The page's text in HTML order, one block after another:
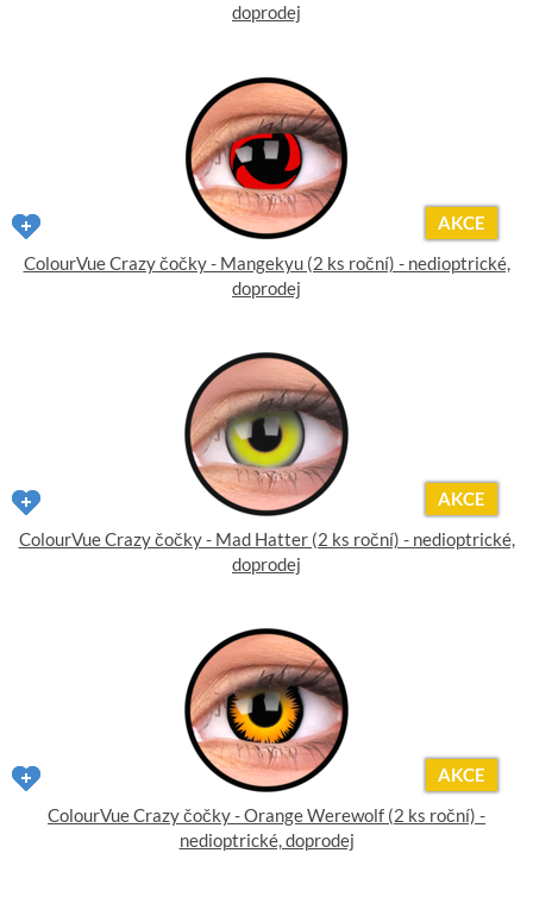
doprodej
AKCE
ColourVue Crazy čočky - Mangekyu (2 ks roční) - nedioptrické,
doprodej
AKCE
ColourVue Crazy čočky - Mad Hatter (2 ks roční) - nedioptrické,
doprodej
AKCE
ColourVue Crazy čočky - Orange Werewolf (2 ks roční) -
nedioptrické, doprodej